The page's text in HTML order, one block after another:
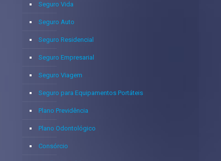
Seguro Vida
Seguro Auto
Seguro Residencial
Seguro Empresarial
Seguro Viagem
Seguro para Equipamentos Portáteis
Plano Previdência
Plano Odontológico
Consórcio